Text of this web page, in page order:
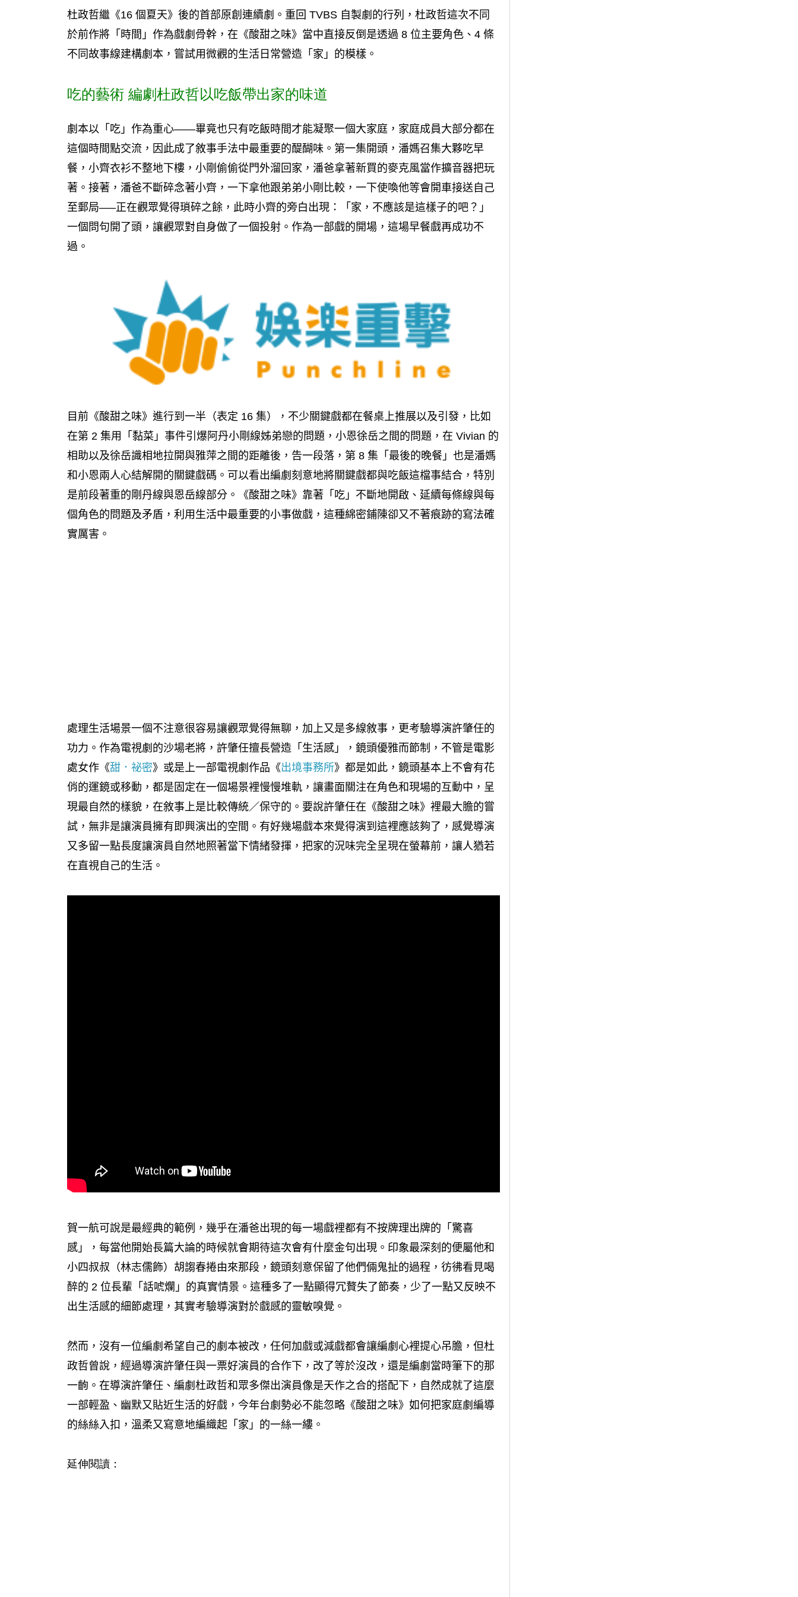
杜政哲繼《16 個夏天》後的首部原創連續劇。重回 TVBS 自製劇的行列，杜政哲這次不同
於前作將「時間」作為戲劇骨幹，在《酸甜之味》當中直接反倒是透過 8 位主要角色、4 條
不同故事線建構劇本，嘗試用微觀的生活日常營造「家」的模樣。
吃的藝術 編劇杜政哲以吃飯帶出家的味道
劇本以「吃」作為重心——畢竟也只有吃飯時間才能凝聚一個大家庭，家庭成員大部分都在
這個時間點交流，因此成了敘事手法中最重要的醍醐味。第一集開頭，潘媽召集大夥吃早
餐，小齊衣衫不整地下樓，小剛偷偷從門外溜回家，潘爸拿著新買的麥克風當作擴音器把玩
著。接著，潘爸不斷碎念著小齊，一下拿他跟弟弟小剛比較，一下使喚他等會開車接送自己
至郵局—–正在觀眾覺得瑣碎之餘，此時小齊的旁白出現：「家，不應該是這樣子的吧？」
一個問句開了頭，讓觀眾對自身做了一個投射。作為一部戲的開場，這場早餐戲再成功不
過。
目前《酸甜之味》進行到一半（表定 16 集），不少關鍵戲都在餐桌上推展以及引發，比如
在第 2 集用「黏菜」事件引爆阿丹小剛線姊弟戀的問題，小恩徐岳之間的問題，在 Vivian 的
相助以及徐岳識相地拉開與雅萍之間的距離後，告一段落，第 8 集「最後的晚餐」也是潘媽
和小恩兩人心結解開的關鍵戲碼。可以看出編劇刻意地將關鍵戲都與吃飯這檔事結合，特別
是前段著重的剛丹線與恩岳線部分。《酸甜之味》靠著「吃」不斷地開啟、延續每條線與每
個角色的問題及矛盾，利用生活中最重要的小事做戲，這種綿密鋪陳卻又不著痕跡的寫法確
實厲害。
處理生活場景一個不注意很容易讓觀眾覺得無聊，加上又是多線敘事，更考驗導演許肇任的
功力。作為電視劇的沙場老將，許肇任擅長營造「生活感」，鏡頭優雅而節制，不管是電影
處女作《甜．祕密》或是上一部電視劇作品《出境事務所》都是如此，鏡頭基本上不會有花
俏的運鏡或移動，都是固定在一個場景裡慢慢堆軌，讓畫面關注在角色和現場的互動中，呈
現最自然的樣貌，在敘事上是比較傳統／保守的。要說許肇任在《酸甜之味》裡最大膽的嘗
試，無非是讓演員擁有即興演出的空間。有好幾場戲本來覺得演到這裡應該夠了，感覺導演
又多留一點長度讓演員自然地照著當下情緒發揮，把家的況味完全呈現在螢幕前，讓人猶若
在直視自己的生活。
賀一航可說是最經典的範例，幾乎在潘爸出現的每一場戲裡都有不按牌理出牌的「驚喜
感」，每當他開始長篇大論的時候就會期待這次會有什麼金句出現。印象最深刻的便屬他和
小四叔叔（林志儒飾）胡謅春捲由來那段，鏡頭刻意保留了他們倆鬼扯的過程，彷彿看見喝
醉的 2 位長輩「話唬爛」的真實情景。這種多了一點顯得冗贅失了節奏，少了一點又反映不
出生活感的細節處理，其實考驗導演對於戲感的靈敏嗅覺。
然而，沒有一位編劇希望自己的劇本被改，任何加戲或減戲都會讓編劇心裡提心吊膽，但杜
政哲曾說，經過導演許肇任與一票好演員的合作下，改了等於沒改，還是編劇當時筆下的那
一齣。在導演許肇任、編劇杜政哲和眾多傑出演員像是天作之合的搭配下，自然成就了這麼
一部輕盈、幽默又貼近生活的好戲，今年台劇勢必不能忽略《酸甜之味》如何把家庭劇編導
的絲絲入扣，溫柔又寫意地編織起「家」的一絲一縷。
延伸閱讀：